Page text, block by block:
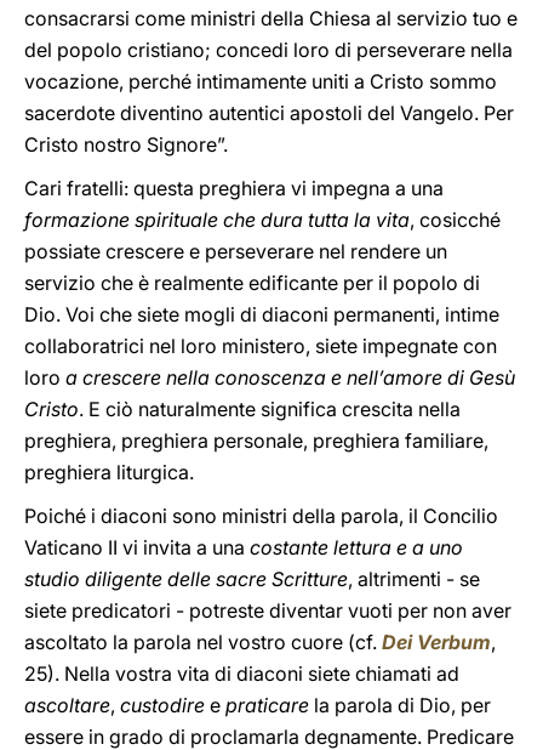
consacrarsi come ministri della Chiesa al servizio tuo e
del popolo cristiano; concedi loro di perseverare nella
vocazione, perché intimamente uniti a Cristo sommo
sacerdote diventino autentici apostoli del Vangelo. Per
Cristo nostro Signore”.
Cari fratelli: questa preghiera vi impegna a una
formazione spirituale che dura tutta la vita, cosicché
possiate crescere e perseverare nel rendere un
servizio che è realmente edificante per il popolo di
Dio. Voi che siete mogli di diaconi permanenti, intime
collaboratrici nel loro ministero, siete impegnate con
loro a crescere nella conoscenza e nell’amore di Gesù
Cristo. E ciò naturalmente significa crescita nella
preghiera, preghiera personale, preghiera familiare,
preghiera liturgica.
Poiché i diaconi sono ministri della parola, il Concilio
Vaticano II vi invita a una costante lettura e a uno
studio diligente delle sacre Scritture, altrimenti - se
siete predicatori - potreste diventar vuoti per non aver
ascoltato la parola nel vostro cuore (cf. Dei Verbum,
25). Nella vostra vita di diaconi siete chiamati ad
ascoltare, custodire e praticare la parola di Dio, per
essere in grado di proclamarla degnamente. Predicare